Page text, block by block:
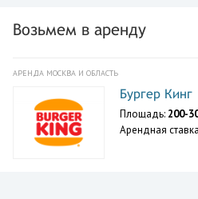
Возьмем в аренду
АРЕНДА МОСКВА И ОБЛАСТЬ
Бургер Кинг
Площадь: 200-
Арендная